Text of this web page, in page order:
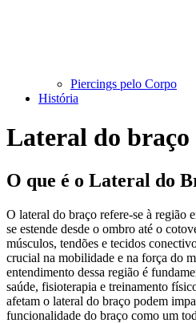
Piercings pelo Corpo
História
Lateral do braço
O que é o Lateral do
O lateral do braço refere-se à região
se estende desde o ombro até o
músculos, tendões e tecidos
crucial na mobilidade e na força do
entendimento dessa região é
saúde, fisioterapia e treinamento
afetam o lateral do braço podem
funcionalidade do braço como um